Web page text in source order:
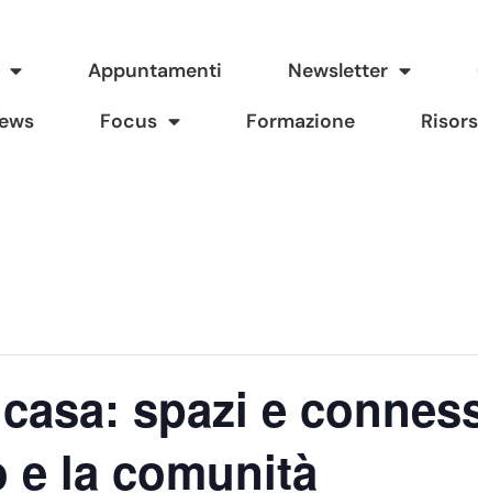
Appuntamenti Newsletter
Focus Formazione
spazi e
e la comunità